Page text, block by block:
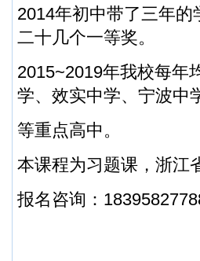
2014年初中带了三年
二十几个一等奖。
2015~2019年我校每年
学、效实中学、宁波中
等重点高中。
本课程为习题课，浙江
报名咨询：